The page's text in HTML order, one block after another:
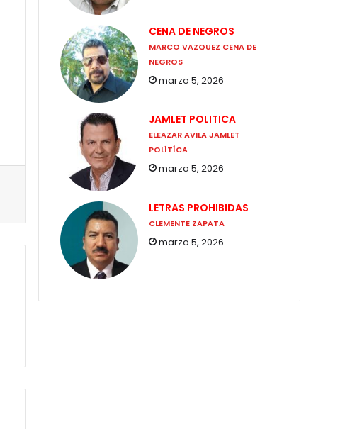
CENA DE NEGROS
MARCO VAZQUEZ CENA DE
NEGROS
marzo 5, 2026
JAMLET POLITICA
ELEAZAR AVILA JAMLET
POLÍTÍCA
marzo 5, 2026
LETRAS PROHIBIDAS
CLEMENTE ZAPATA
marzo 5, 2026